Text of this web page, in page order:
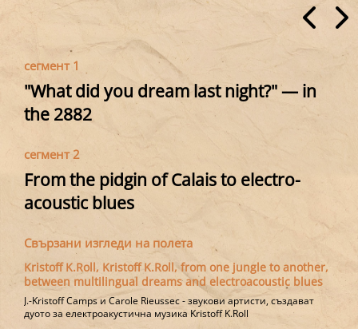
Calais, where their encounters—like in other
places—have brought together the creative and
political potential of each individual. Alongside
these small-scale, fertile practices that
sometimes rekindle meaning, they also bring a
critical lens to macro-social causes and
responsibilities, observing the current landscape
of violence inflicted upon migrants and those
who assist them.
сегмент 1
"What did you dream last night?" — in
the 2882
сегмент 2
From the pidgin of Calais to electro-
acoustic blues
Свързани изгледи на полета
Kristoff K.Roll, Kristoff K.Roll, from one jungle to another,
between multilingual dreams and electroacoustic blues
J.-Kristoff Camps и Carole Rieussec - звукови артисти, създават
дуото за електроакустична музика Kristoff K.Roll